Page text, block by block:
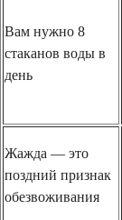
Вам нужно 8
стаканов воды в
день
Жажда — это
поздний признак
обезвоживания